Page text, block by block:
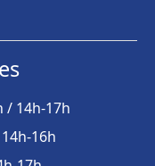
/ 14h-17h
16h